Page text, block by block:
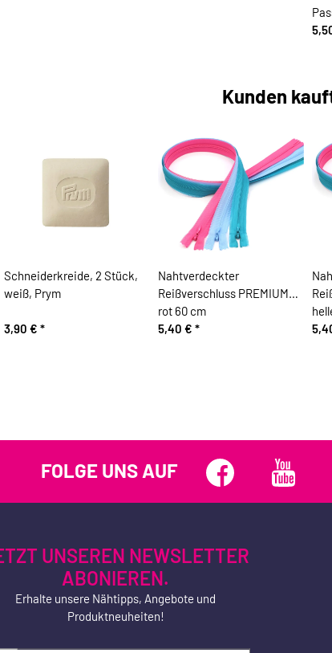
Kunden
Schneiderkreide, 2 Stück,
weiß, Prym
3,90 € *
Nahtverdeckter
Reißverschluss PREMIUM
rot 60 cm
5,40 € *
FOLGE UNS AUF
UNSEREN NEWSLETTER
ABONIEREN.
Erhalte unsere Nähtipps, Angebote und
Produktneuheiten!